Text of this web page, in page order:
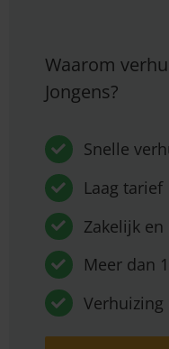
Waarom
Jongens?
Snelle
Laag tarief
Zakelijk
Meer dan